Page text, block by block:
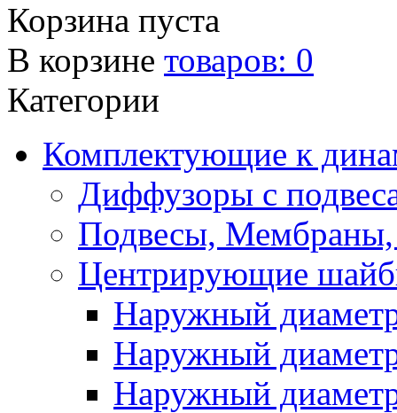
Корзина пуста
В корзине товаров: 0
Категории
Комплектующие к
Диффузоры с
Подвесы,
Центрирующие
Наружный
Наружный
Наружный